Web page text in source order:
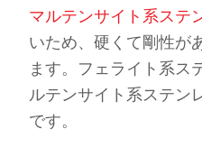
マルテンサイト系ステ
いため、硬くて剛性が
ます。フェライト系ス
ルテンサイト系ステン
です。